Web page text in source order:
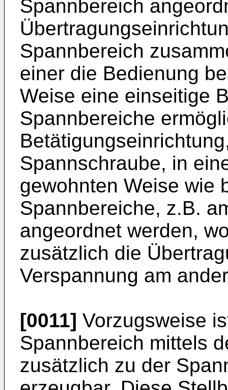
Spannbereich
Spannbereich
einer die Bedienung
Weise eine einseitige
Spannbereiche
Spannschraube, in
gewohnten Weise wie
Spannbereiche, z.B.
angeordnet werden,
zusätzlich die
Verspannung am
[0011] Vorzugsweise
Spannbereich mittels
zusätzlich zu der